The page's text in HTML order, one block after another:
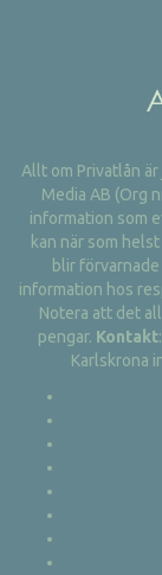
Allt om Privatlån
Media AB (Org
information som
kan när som
blir
information hos
Notera att det
pengar. Kontakt
Karlskrona